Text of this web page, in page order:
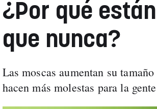
¿Por qué
que nunca?
Las moscas aumentan su
hacen más molestas para la gente